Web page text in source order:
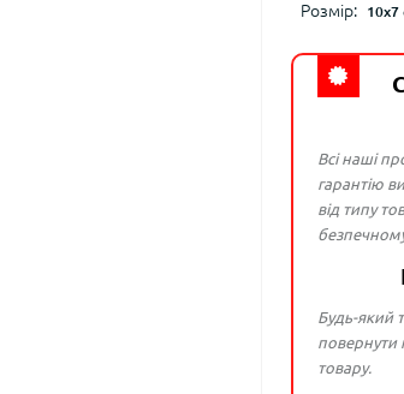
Розмір: 10x7
Всі наші
гарантію
від типу
Будь-який
повернути
товару.